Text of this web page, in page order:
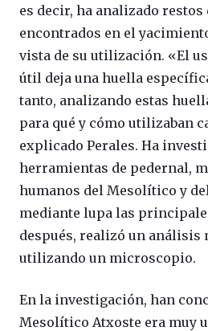
es decir, ha analizado
encontrados en el
vista de su utilización. «El
útil deja una huella
tanto, analizando estas
para qué y cómo utilizaban
explicado Perales. Ha
herramientas de pedernal,
humanos del Mesolítico y
mediante lupa las
después, realizó un análisis
utilizando un microscopio.
En la investigación, han
Mesolítico Atxoste era muy